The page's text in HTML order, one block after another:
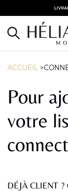
ACCUEIL
Pour
votre
DÉJÀ CLIENT ?